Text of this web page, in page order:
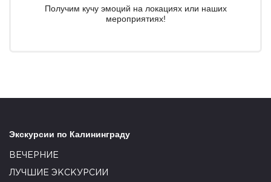
Получим кучу эмоций на локациях или наших
мероприятиях!
Экскурсии по Калининграду
ВЕЧЕРНИЕ
ЛУЧШИЕ ЭКСКУРСИИ